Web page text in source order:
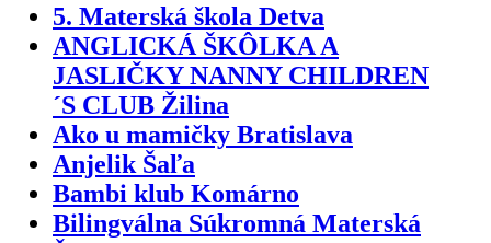
5. Materská škola Detva
ANGLICKÁ ŠKÔLKA A
JASLIČKY NANNY CHILDREN
´S CLUB Žilina
Ako u mamičky Bratislava
Anjelik Šaľa
Bambi klub Komárno
Bilingválna Súkromná Materská